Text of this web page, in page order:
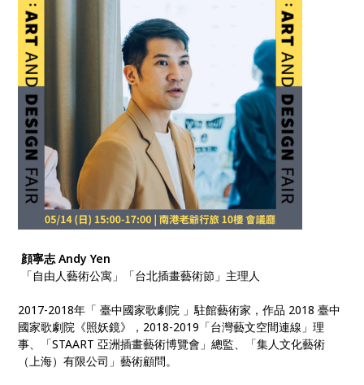
顔寧志 Andy Yen
「自由人藝術公寓」「台北插畫藝術節」主理人
2017-2018年「 臺中國家歌劇院 」駐館藝術家，作品 2018 臺中
國家歌劇院《照妖鏡》，2018-2019「台灣藝文空間連線」理
事、「STAART 亞洲插畫藝術博覽會」總監、「集人文化藝術
（上海）有限公司」藝術顧問。